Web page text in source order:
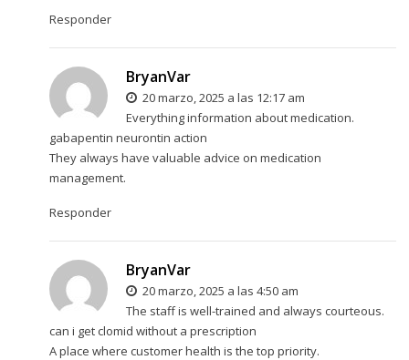
Responder
BryanVar
20 marzo, 2025 a las 12:17 am
Everything information about medication.
gabapentin neurontin action
They always have valuable advice on medication
management.
Responder
BryanVar
20 marzo, 2025 a las 4:50 am
The staff is well-trained and always courteous.
can i get clomid without a prescription
A place where customer health is the top priority.